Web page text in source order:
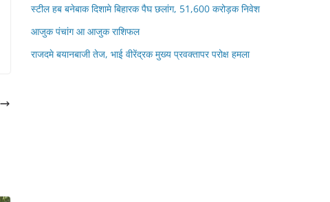
स्टील हब बनेबाक दिशामे बिहारक पैघ छलांग, 51,600 करोड़क निवेश
आजुक पंचांग आ आजुक राशिफल
राजदमे बयानबाजी तेज, भाई वीरेंद्रक मुख्य प्रवक्तापर परोक्ष हमला